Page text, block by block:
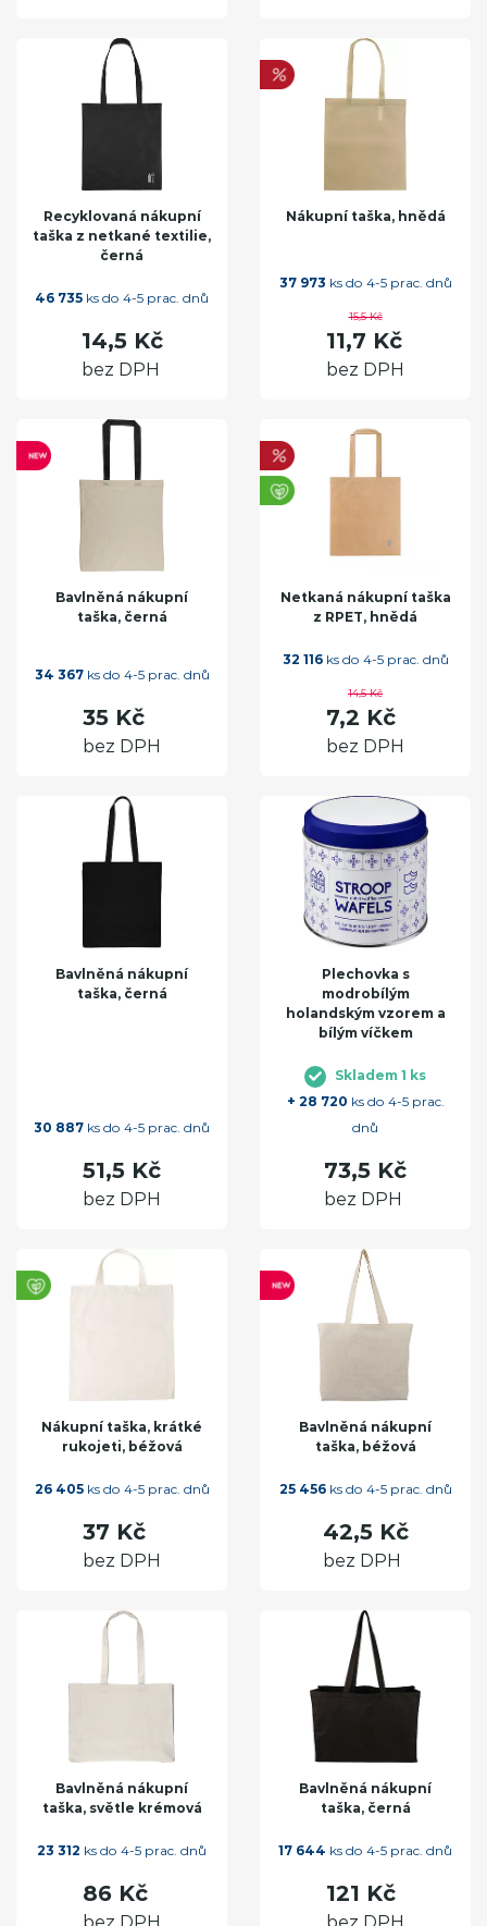
Recyklovaná nákupní
taška z netkané textilie,
černá
46 735 ks do 4-5 prac. dnů
14,5 Kč
bez DPH
Nákupní taška, hnědá
37 973 ks do 4-5 prac. dnů
15,5 Kč
11,7 Kč
bez DPH
Bavlněná nákupní
taška, černá
34 367ks do 4-5 prac. dnů
35 Kč
bez DPH
Netkaná nákupní taška
z RPET, hnědá
32 116ks do 4-5 prac. dnů
14,5 Kč
7,2 Kč
bez DPH
Bavlněná nákupní
taška, černá
30 887 ks do 4-5 prac. dnů
51,5 Kč
bez DPH
Plechovka s
modrobílým
holandským vzorem a
bílým víčkem
Skladem 1 ks
+ 28 720 ks do 4-5 prac.
dnů
73,5 Kč
bez DPH
Nákupní taška, krátké
rukojeti, béžová
26 405ks do 4-5 prac. dnů
37 Kč
bez DPH
Bavlněná nákupní
taška, béžová
25 456ks do 4-5 prac. dnů
42,5 Kč
bez DPH
Bavlněná nákupní
taška, světle krémová
23 312 ks do 4-5 prac. dnů
86 Kč
Bavlněná nákupní
taška, černá
17 644 ks do 4-5 prac. dnů
121 Kč